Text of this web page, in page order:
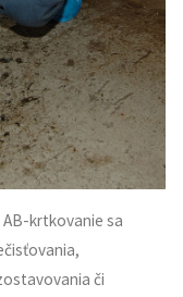
krtkovanie sa
či